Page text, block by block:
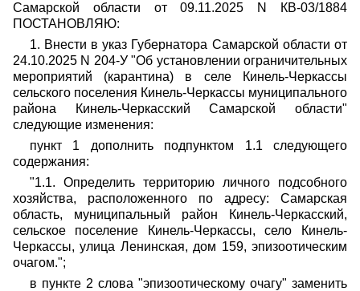
Самарской области от 09.11.2025 N КВ-03/1884
ПОСТАНОВЛЯЮ:
1. Внести в указ Губернатора Самарской области от
24.10.2025 N 204-У "Об установлении ограничительных
мероприятий (карантина) в селе Кинель-Черкассы
сельского поселения Кинель-Черкассы муниципального
района Кинель-Черкасский Самарской области"
следующие изменения:
пункт 1 дополнить подпунктом 1.1 следующего
содержания:
"1.1. Определить территорию личного подсобного
хозяйства, расположенного по адресу: Самарская
область, муниципальный район Кинель-Черкасский,
сельское поселение Кинель-Черкассы, село Кинель-
Черкассы, улица Ленинская, дом 159, эпизоотическим
очагом.";
в пункте 2 слова "эпизоотическому очагу" заменить